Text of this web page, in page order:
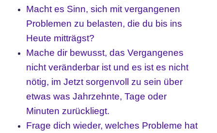
Macht es Sinn, sich mit vergangenen
Problemen zu belasten, die du bis ins
Heute mitträgst?
Mache dir bewusst, das Vergangenes
nicht veränderbar ist und es ist es nicht
nötig, im Jetzt sorgenvoll zu sein über
etwas was Jahrzehnte, Tage oder
Minuten zurückliegt.
Frage dich wieder, welches Probleme hat